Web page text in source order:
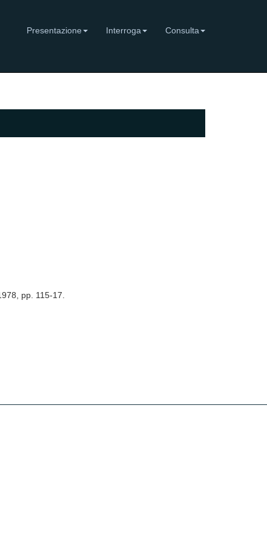
Presentazione Interroga Consulta
pp. 115-17.